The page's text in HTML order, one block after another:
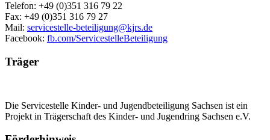
Telefon: +49 (0)351 316 79 22
Fax: +49 (0)351 316 79 27
Mail: servicestelle-beteiligung@kjrs.de
Facebook: fb.com/ServicestelleBeteiligung
Träger
Die Servicestelle Kinder- und Jugendbeteiligung Sachsen ist ein
Projekt in Trägerschaft des Kinder- und Jugendring Sachsen e.V.